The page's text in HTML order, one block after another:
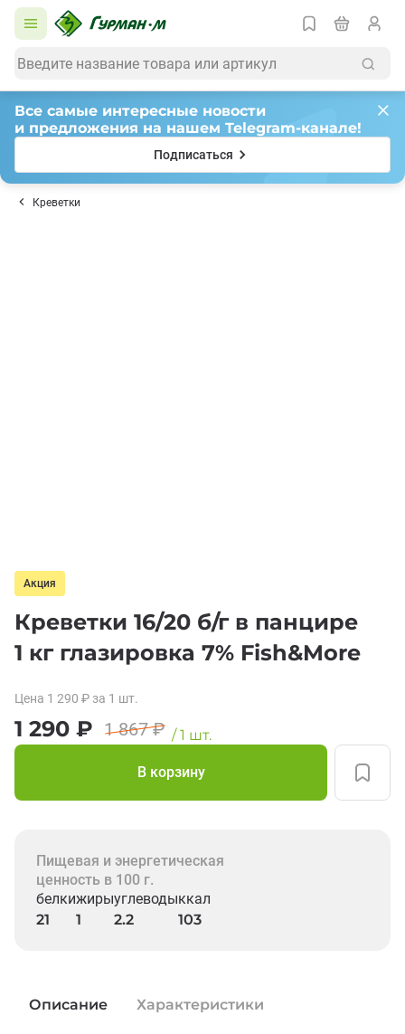
Все самые интересные новости
и предложения на нашем Telegram-канале!
Подписаться
Креветки
Акция
Креветки 16/20 б/г в панцире
1 кг глазировка 7% Fish&More
Цена 1 290 ₽ за 1 шт.
1 290 ₽ 1 867₽ /1 шт.
В корзину
Пищевая и энергетическая
ценность в 100 г.
белки
21
жиры
1
углеводы
2.2
ккал
103
Описание Характеристики